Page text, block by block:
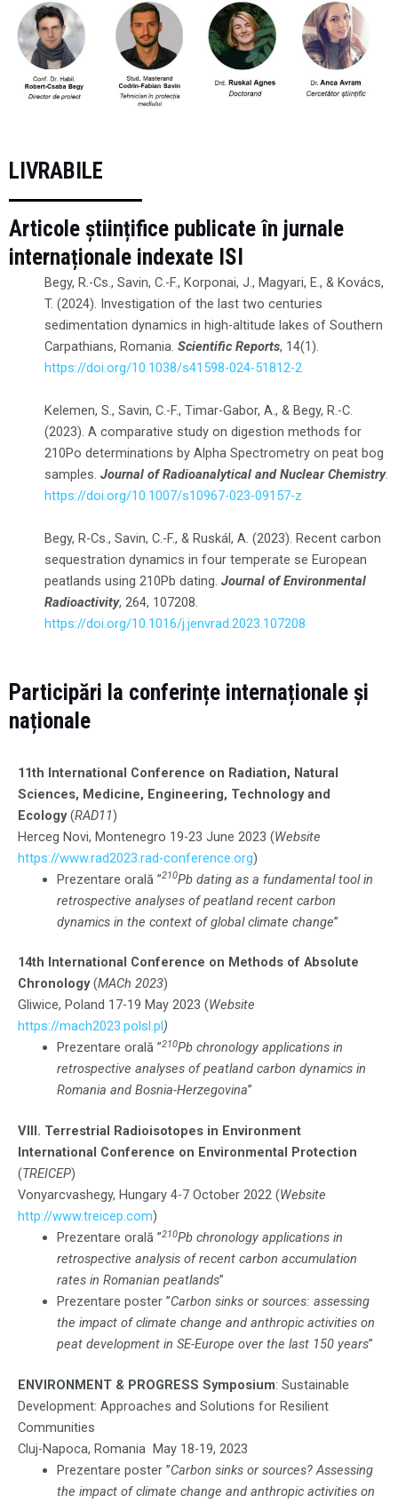
LIVRABILE
Articole științifice publicate în jurnale
internaționale indexate ISI
Begy, R.-Cs., Savin, C.-F., Korponai, J., Magyari, E., & Kovács,
T. (2024). Investigation of the last two centuries
sedimentation dynamics in high-altitude lakes of Southern
Carpathians, Romania. Scientific Reports, 14(1).
https://doi.org/10.1038/s41598-024-51812-2
Kelemen, S., Savin, C.-F., Timar-Gabor, A., & Begy, R.-C.
(2023). A comparative study on digestion methods for
210Po determinations by Alpha Spectrometry on peat bog
samples. Journal of Radioanalytical and Nuclear Chemistry.
https://doi.org/10.1007/s10967-023-09157-z
Begy, R-Cs., Savin, C.-F., & Ruskál, A. (2023). Recent carbon
sequestration dynamics in four temperate se European
peatlands using 210Pb dating. Journal of Environmental
Radioactivity, 264, 107208.
https://doi.org/10.1016/j.jenvrad.2023.107208
Participări la conferințe internaționale și
naționale
11th International Conference on Radiation, Natural
Sciences, Medicine, Engineering, Technology and
Ecology(RAD11)
Herceg Novi, Montenegro 19-23 June 2023 (Website
https://www.rad2023.rad-conference.org)
Prezentare orală ”210Pb dating as a fundamental tool in
retrospective analyses of peatland recent carbon
dynamics in the context of global climate change”
14th International Conference on Methods of Absolute
Chronology(MACh 2023)
Gliwice, Poland 17-19 May 2023 (Website
https://mach2023.polsl.pl )
Prezentare orală ”210Pb chronology applications in
retrospective analyses of peatland carbon dynamics in
Romania and Bosnia-Herzegovina”
VIII. Terrestrial Radioisotopes in Environment
International Conference on Environmental Protection
(TREICEP)
Vonyarcvashegy, Hungary 4-7 October 2022 (Website
http://www.treicep.com)
Prezentare orală ”210Pb chronology applications in
retrospective analysis of recent carbon accumulation
rates in Romanian peatlands”
Prezentare poster ”Carbon sinks or sources: assessing
the impact of climate change and anthropic activities on
peat development in SE-Europe over the last 150 years”
ENVIRONMENT & PROGRESS Symposium: Sustainable
Development: Approaches and Solutions for Resilient
Communities
Cluj-Napoca, Romania May 18-19, 2023
Prezentare poster ”Carbon sinks or sources? Assessing
the impact of climate change and anthropic activities on